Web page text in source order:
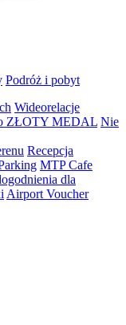
Podróż i pobyt
Wideorelacje
ZŁOTY MEDAL Nie
Recepcja
MTP Cafe
dla
Airport Voucher